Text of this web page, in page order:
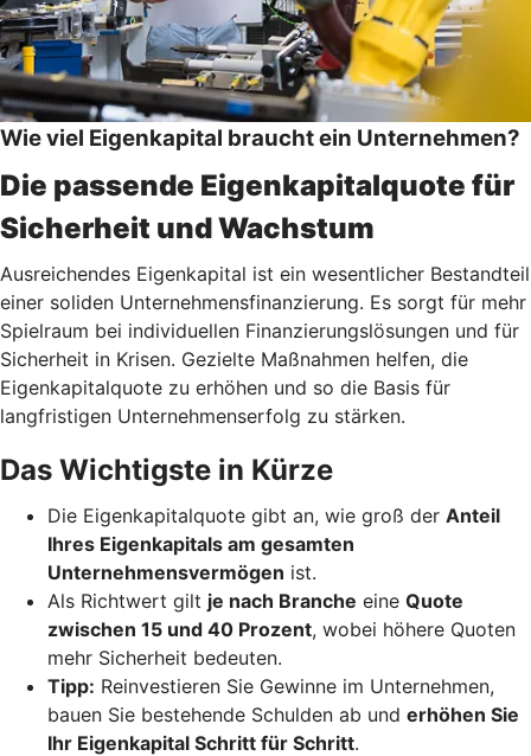
Wie viel Eigenkapital braucht ein Unternehmen?
Die passende Eigenkapitalquote für
Sicherheit und Wachstum
Ausreichendes Eigenkapital ist ein wesentlicher Bestandteil
einer soliden Unternehmensfinanzierung. Es sorgt für mehr
Spielraum bei individuellen Finanzierungslösungen und für
Sicherheit in Krisen. Gezielte Maßnahmen helfen, die
Eigenkapitalquote zu erhöhen und so die Basis für
langfristigen Unternehmenserfolg zu stärken.
Das Wichtigste in Kürze
Die Eigenkapitalquote gibt an, wie groß der Anteil
Ihres Eigenkapitals am gesamten
Unternehmensvermögen ist.
Als Richtwert gilt je nach Branche eine Quote
zwischen 15 und 40 Prozent, wobei höhere Quoten
mehr Sicherheit bedeuten.
Tipp: Reinvestieren Sie Gewinne im Unternehmen,
bauen Sie bestehende Schulden ab und erhöhen Sie
Ihr Eigenkapital Schritt für Schritt.